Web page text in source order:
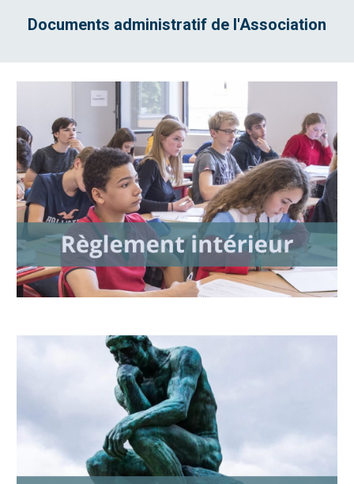
Documents administratif de l'Association